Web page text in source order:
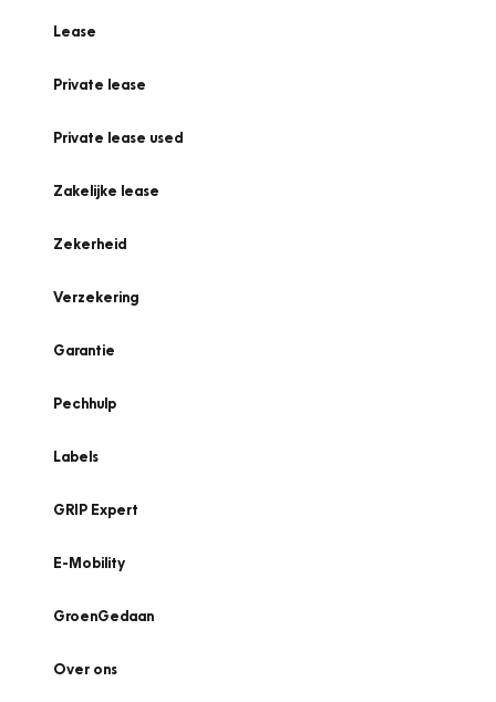
Lease
Private lease
Private lease used
Zakelijke lease
Zekerheid
Verzekering
Garantie
Pechhulp
Labels
GRIP Expert
E-Mobility
GroenGedaan
Over ons